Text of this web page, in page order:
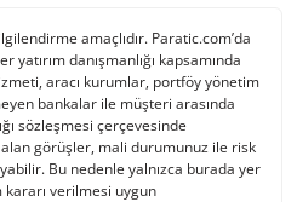
amaçlıdır. Paratic.com’da
danışmanlığı kapsamında
aracı kurumlar, portföy yönetim
bankalar ile müşteri arasında
sözleşmesi çerçevesinde
görüşler, mali durumunuz ile risk
Bu nedenle yalnızca burada yer
kararı verilmesi uygun